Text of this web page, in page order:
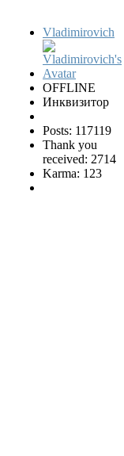
Vladimirovich
OFFLINE
Инквизитор
Posts: 117119
Thank you
received: 2714
Karma: 123